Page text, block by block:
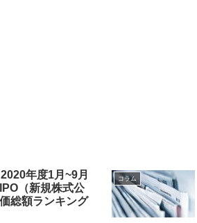
年度1月~9月
（新規株式公
総額ランキング
コラム